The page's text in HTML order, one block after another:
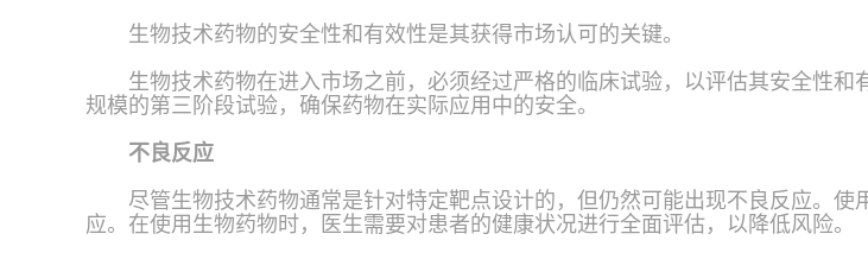
生物技术药物的安全性和有效性是其获得市场认可的关键。
生物技术药物在进入市场之前，必须经过严格的临床试验，以评估其安全性
规模的第三阶段试验，确保药物在实际应用中的安全。
不良反应
尽管生物技术药物通常是针对特定靶点设计的，但仍然可能出现不良反应。
应。在使用生物药物时，医生需要对患者的健康状况进行全面评估，以降低风险。